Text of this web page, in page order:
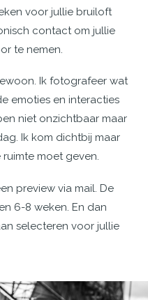
voor jullie bruiloft
contact om jullie
te nemen.
Ik fotografeer wat
emoties en interacties
niet onzichtbaar maar
Ik kom dichtbij maar
moet geven.
preview via mail. De
6-8 weken. En dan
selecteren voor jullie